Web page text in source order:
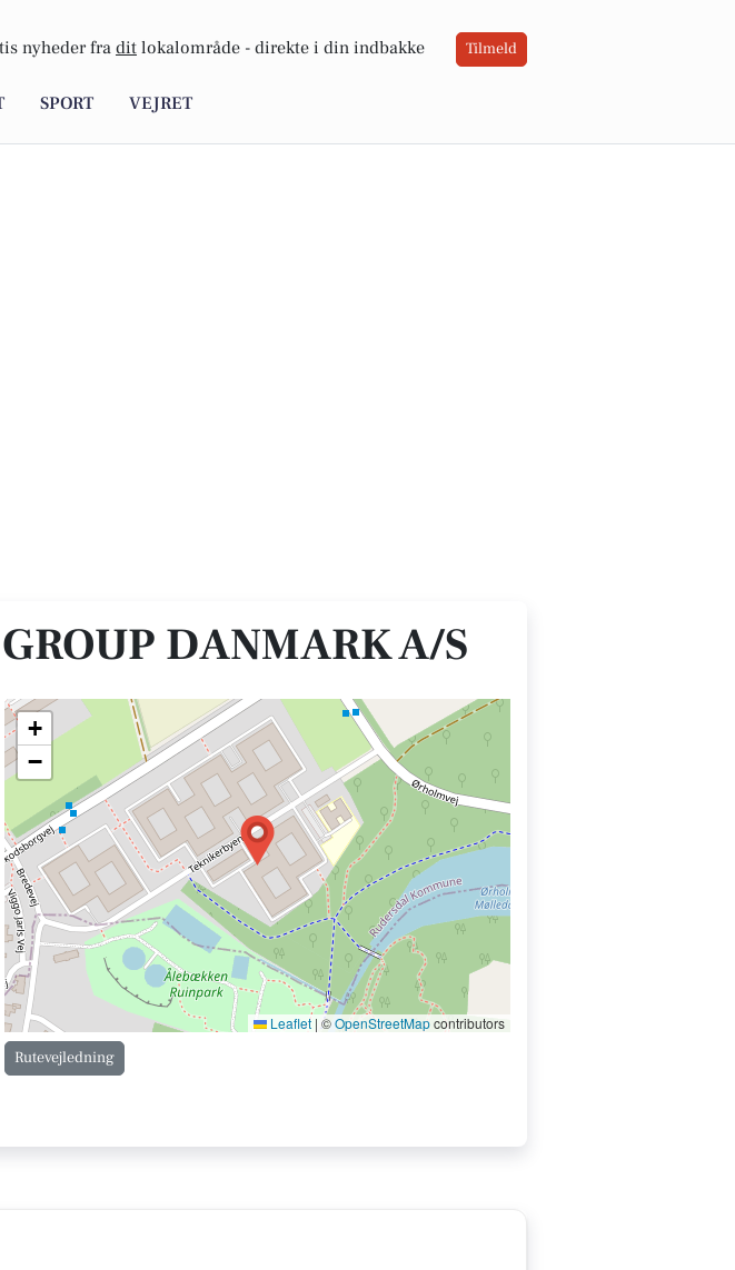
nyheder fra dit lokalområde - direkte i din indbakke Tilmeld
SPORT VEJRET
DANMARK A/S
+
−
Leaflet | ©OpenStreetMapcontributors
Rutevejledning